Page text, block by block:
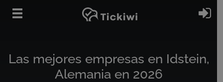
Las mejores empresas en Idstein,
Alemania en 2026